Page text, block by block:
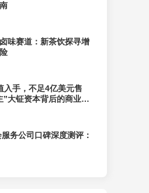
味赛道：新茶饮探寻增
入手，不足4亿美元售
”大钲资本背后的商业逻
务公司口碑深度测评：